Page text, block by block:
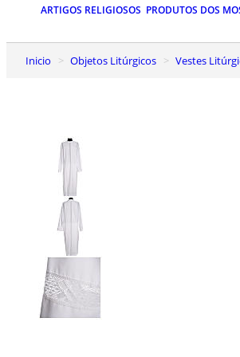
ARTIGOS RELIGIOSOS PRODUTOS DOS
Inicio Objetos Litúrgicos Vestes